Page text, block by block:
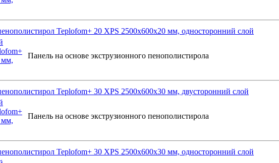
Teplofom+ 20 XPS 2500x600x20 мм, односторонний слой
Панель на основе экструзионного пенополистирола
Teplofom+ 30 XPS 2500x600x30 мм, двусторонний слой
Панель на основе экструзионного пенополистирола
Teplofom+ 30 XPS 2500x600x30 мм, односторонний слой